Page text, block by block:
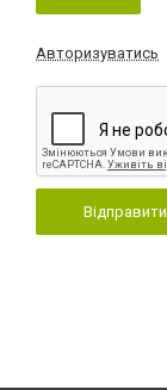
Авторизуватись
Відправити